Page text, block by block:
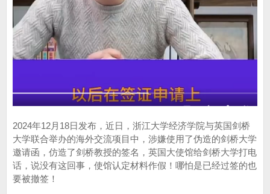
2024年12月18日发布，近日，浙江大学经济学院与英国剑桥
大学联合举办的海外交流项目中，涉嫌使用了伪造的剑桥大学
邀请函，仿造了剑桥教授的签名，英国大使馆给剑桥大学打电
话，说没有这回事，使馆认定材料作假！哪怕是已经过签的也
要被撤签！